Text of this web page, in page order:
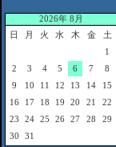
2026年 8月
日
月 火 水 木 金
土
1
2
3 4 5 6 7
8
9
10 11 12 13 14
15
16
17 18 19 20 21
22
23
24 25 26 27 28
29
30
31